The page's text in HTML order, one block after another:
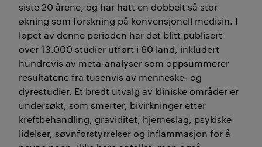
siste 20 årene, og har hatt en dobbelt så stor
økning som forskning på konvensjonell medisin. I
løpet av denne perioden har det blitt publisert
over 13.000 studier utført i 60 land, inkludert
hundrevis av meta-analyser som oppsummerer
resultatene fra tusenvis av menneske- og
dyrestudier. Et bredt utvalg av kliniske områder er
undersøkt, som smerter, bivirkninger etter
kreftbehandling, graviditet, hjerneslag, psykiske
lidelser, søvnforstyrrelser og inflammasjon for å